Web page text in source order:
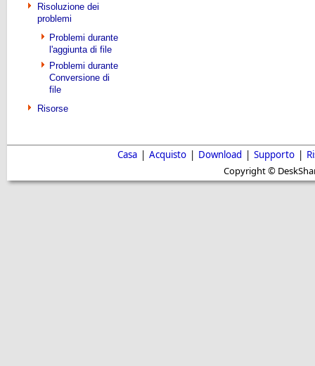
Risoluzione dei
problemi
Problemi durante
l'aggiunta di file
Problemi durante
Conversione di
file
Risorse
Casa | Acquisto | Download | Supporto |
Copyright ©